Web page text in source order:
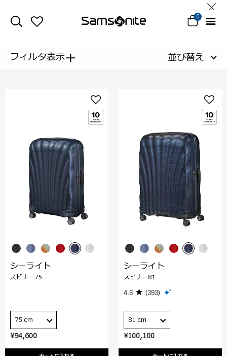
0
フィルタ表示+ 並び替え
¥94,600
シーライト
スピナー75
75 cm
¥100,100
シーライト
スピナー81
4.6 (393)
81 cm